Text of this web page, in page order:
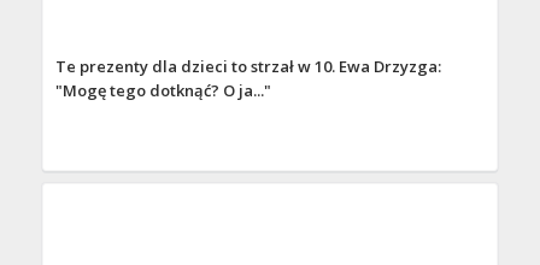
Te prezenty dla dzieci to strzał w 10. Ewa Drzyzga:
"Mogę tego dotknąć? O ja..."